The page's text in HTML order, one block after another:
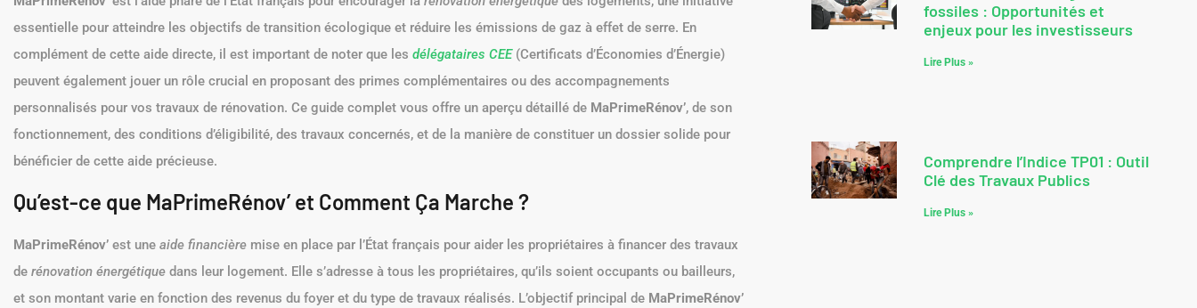
essentielle pour atteindre les objectifs de transition écologique et réduire les émissions de gaz à effet de serre. En
complément de cette aide directe, il est important de noter que les délégataires CEE(Certificats d’Économies d’Énergie)
peuvent également jouer un rôle crucial en proposant des primes complémentaires ou des accompagnements
personnalisés pour vos travaux de rénovation. Ce guide complet vous offre un aperçu détaillé de MaPrimeRénov’, de son
fonctionnement, des conditions d’éligibilité, des travaux concernés, et de la manière de constituer un dossier solide pour
bénéficier de cette aide précieuse.
Qu’est-ce que MaPrimeRénov’ et Comment Ça Marche ?
MaPrimeRénov’ est une aide financière mise en place par l’État français pour aider les propriétaires à financer des travaux
de rénovation énergétique dans leur logement. Elle s’adresse à tous les propriétaires, qu’ils soient occupants ou bailleurs,
et son montant varie en fonction des revenus du foyer et du type de travaux réalisés. L’objectif principal de MaPrimeRénov’
fossiles : Opportunités et
enjeux pour les investisseurs
Lire Plus »
Comprendre l’Indice TP01 : Outil
Clé des Travaux Publics
Lire Plus »